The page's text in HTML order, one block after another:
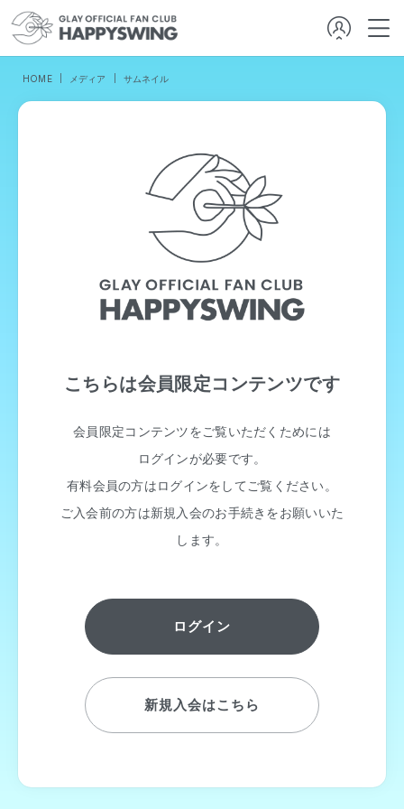
HOME メディア サムネイル
こちらは会員限定コンテンツです
会員限定コンテンツをご覧いただくためには
ログインが必要です。
有料会員の方はログインをしてご覧ください。
ご入会前の方は新規入会のお手続きをお願いいた
します。
ログイン
新規入会はこちら